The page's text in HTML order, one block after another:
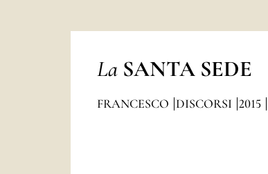
La SANTA SEDE
FRANCESCO DISCORSI 2015